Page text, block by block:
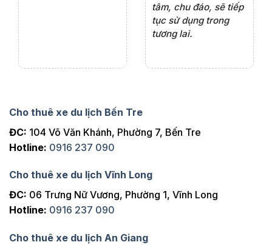
tâm, chu đáo, sẽ tiếp
tục sử dụng trong
tương lai.
Cho thuê xe du lịch Bến Tre
ĐC: 104 Võ Văn Khánh, Phường 7, Bến Tre
Hotline: 0916 237 090
Cho thuê xe du lịch Vĩnh Long
ĐC: 06 Trưng Nữ Vương, Phường 1, Vĩnh Long
Hotline: 0916 237 090
Cho thuê xe du lịch An Giang